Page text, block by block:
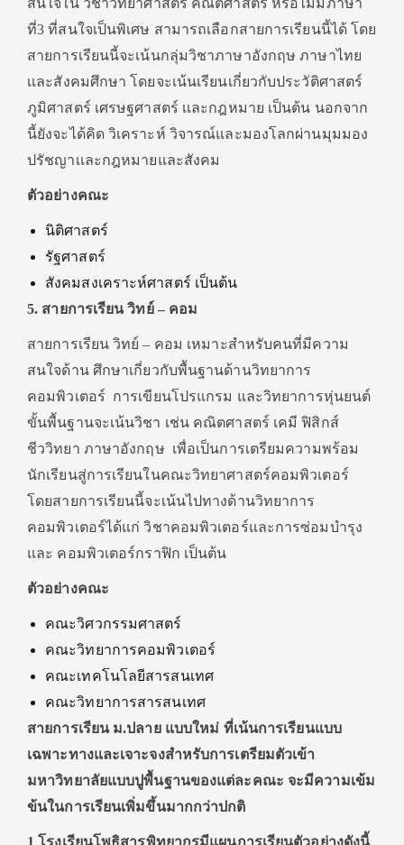
ที่3 ที่สนใจเป็นพิเศษ สามารถเลือกสายการเรียนนี้ได้ โดย
สายการเรียนนี้จะเน้นกลุ่มวิชาภาษาอังกฤษ ภาษาไทย
เเละสังคมศึกษา โดยจะเน้นเรียนเกี่ยวกับประวัติศาสตร์
ภูมิศาสตร์ เศรษฐศาสตร์ เเละกฎหมาย เป็นต้น นอกจาก
นี้ยังจะได้คิด วิเคราะห์ วิจารณ์และมองโลกผ่านมุมมอง
ปรัชญาเเละกฎหมายและสังคม
ตัวอย่างคณะ
นิติศาสตร์
รัฐศาสตร์
สังคมสงเคราะห์ศาสตร์ เป็นต้น
5. สายการเรียน วิทย์ – คอม
สายการเรียน วิทย์ – คอม เหมาะสำหรับคนที่มีความ
สนใจด้าน ศึกษาเกี่ยวกับพื้นฐานด้านวิทยาการ
คอมพิวเตอร์ การเขียนโปรแกรม และวิทยาการหุ่นยนต์
ขั้นพื้นฐานจะเน้นวิชา เช่น คณิตศาสตร์ เคมี ฟิสิกส์
ชีววิทยา ภาษาอังกฤษ เพื่อเป็นการเตรียมความพร้อม
นักเรียนสู่การเรียนในคณะวิทยาศาสตร์คอมพิวเตอร์
โดยสายการเรียนนี้จะเน้นไปทางด้านวิทยาการ
คอมพิวเตอร์ได้แก่ วิชาคอมพิวเตอร์และการซ่อมบำรุง
และ คอมพิวเตอร์กราฟิก เป็นต้น
ตัวอย่างคณะ
คณะวิศวกรรมศาสตร์
คณะวิทยาการคอมพิวเตอร์
คณะเทคโนโลยีสารสนเทศ
คณะวิทยาการสารสนเทศ
สายการเรียน ม.ปลาย แบบใหม่ ที่เน้นการเรียนแบบ
เฉพาะทางและเจาะจงสำหรับการเตรียมตัวเข้า
มหาวิทยาลัยแบบปูพื้นฐานของแต่ละคณะ จะมีความเข้ม
ข้นในการเรียนเพิ่มขึ้นมากกว่าปกติ
1.โรงเรียนโพธิสารพิทยากรมีแผนการเรียนตัวอย่างดังนี้